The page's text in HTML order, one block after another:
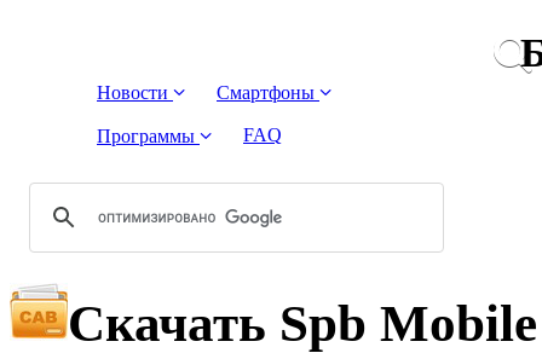
Новости Смартфоны
Программы FAQ
Скачать Spb